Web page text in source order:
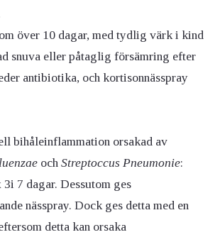
över 10 dagar, med tydlig värk i kind
snuva eller påtaglig försämring efter
antibiotika, och kortisonnässpray
bihåleinflammation orsakad av
och Streptoccus Pneumonie:
7 dagar. Dessutom ges
nässpray. Dock ges detta med en
detta kan orsaka